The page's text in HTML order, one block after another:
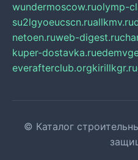
wundermoscow.ruolymp-
su2lgyoeucscn.ruallkmv.ru
netoen.ruweb-digest.ru
kuper-dostavka.ru
everafterclub.orgkirillkgr.ru
© Каталог